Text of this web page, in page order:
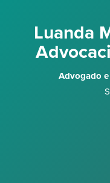
Luanda
Advogado